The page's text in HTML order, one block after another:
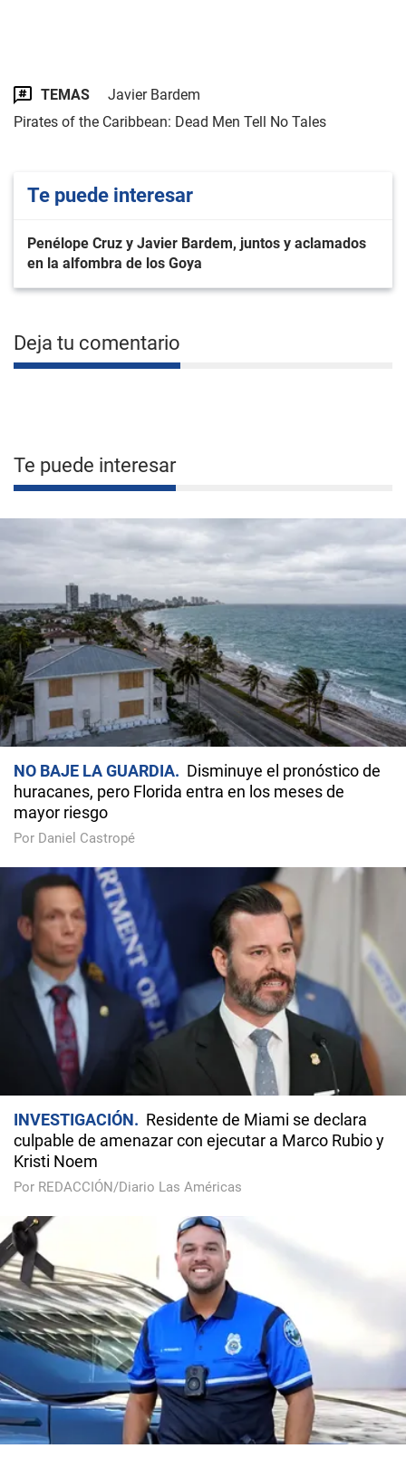
TEMAS
Javier Bardem
Pirates of the Caribbean: Dead Men Tell No Tales
Te puede interesar
Penélope Cruz y Javier Bardem, juntos y aclamados
en la alfombra de los Goya
Deja tu comentario
Te puede interesar
NO BAJE LA GUARDIA
Disminuye el pronóstico de
huracanes, pero Florida entra en los meses de
mayor riesgo
Por Daniel Castropé
INVESTIGACIÓN
Residente de Miami se declara
culpable de amenazar con ejecutar a Marco Rubio y
Kristi Noem
Por REDACCIÓN/Diario Las Américas